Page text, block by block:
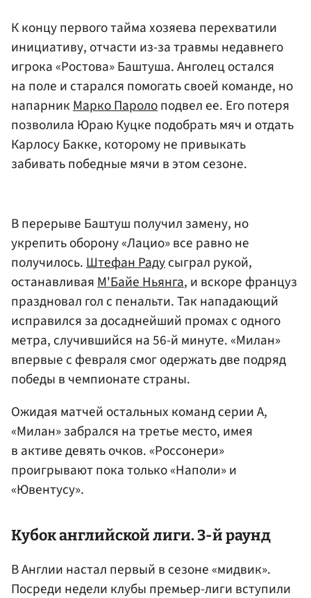
К концу первого тайма хозяева перехватили
инициативу, отчасти из-за травмы недавнего
игрока «Ростова» Баштуша. Анголец остался
на поле и старался помогать своей команде, но
напарникМарко Паролоподвел ее. Его потеря
позволила Юраю Куцке подобрать мяч и отдать
Карлосу Бакке, которому не привыкать
забивать победные мячи в этом сезоне.
В перерыве Баштуш получил замену, но
укрепить оборону «Лацио» все равно не
получилось.Штефан Радусыграл рукой,
останавливаяМ'Байе Ньянга, и вскоре француз
праздновал гол с пенальти. Так нападающий
исправился за досаднейший промах с одного
метра, случившийся на 56-й минуте. «Милан»
впервые с февраля смог одержать две подряд
победы в чемпионате страны.
Ожидая матчей остальных команд серии А,
«Милан» забрался на третье место, имея
в активе девять очков. «Россонери»
проигрывают пока только «Наполи» и
«Ювентусу».
Кубок английской лиги. 3-й раунд
В Англии настал первый в сезоне «мидвик».
Посреди недели клубы премьер-лиги вступили